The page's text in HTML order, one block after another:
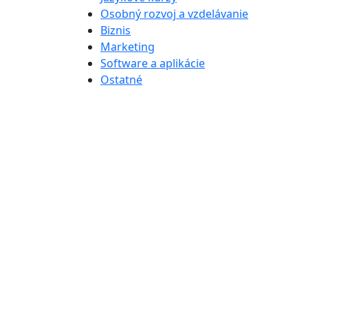
Osobný rozvoj a vzdelávanie
Biznis
Marketing
Software a aplikácie
Ostatné